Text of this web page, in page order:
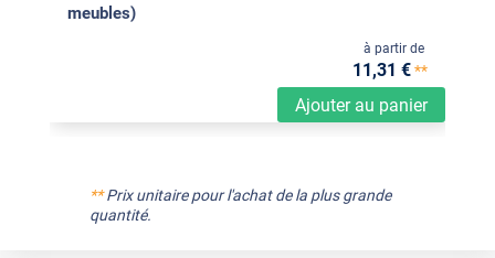
meubles)
Ajouter au panier
à partir de
11,31 €**
**Prix unitaire pour l'achat de la plus grande
quantité.